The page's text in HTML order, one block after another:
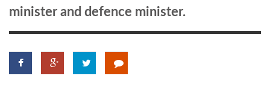
GLOBOTV BP
minister and defence minister.